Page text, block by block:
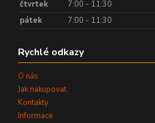
čtvrtek
7:00 - 11:30
pátek
7:00 - 11:30
Rychlé odkazy
O nás
Jak nakupovat
Kontakty
Informace